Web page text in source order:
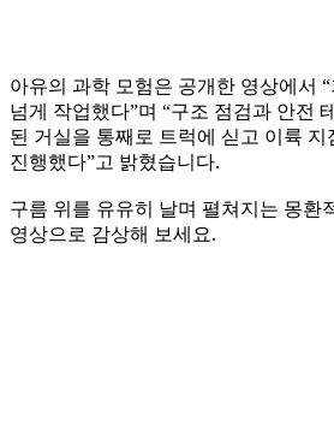
아유의 과학 모험은 공개한 영상에서
넘게 작업했다”며 “구조 점검과 안전
된 거실을 통째로 트럭에 싣고 이륙
진행했다”고 밝혔습니다.
구름 위를 유유히 날며 펼쳐지는 몽환
영상으로 감상해 보세요.